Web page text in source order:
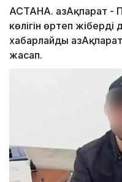
АСТАНА. ҚазАқпарат -
көлігін өртеп жіберді
хабарлайды
жасап.